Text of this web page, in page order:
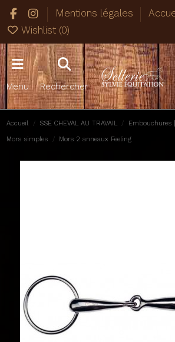
Mentions légales
Wishlist (0)
Menu Rechercher
Accueil SSE CHEVAL AU TRAVAIL Embouchures
Mors simples Mors 2 anneaux Feeling